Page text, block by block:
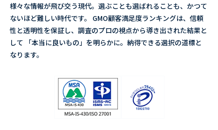
様々な情報が飛び交う現代。選ぶことも選ばれることも、かつて
ないほど難しい時代です。 GMO顧客満足度ランキングは、信頼
性と透明性を保証し、調査のプロの視点から導き出された結果と
して 「本当に良いもの」を明らかに。納得できる選択の道標と
なります。